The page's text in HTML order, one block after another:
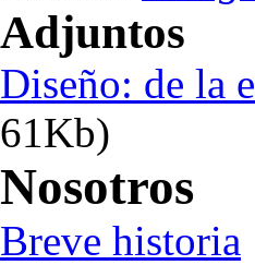
Adjuntos
Diseño: de la
61Kb)
Nosotros
Breve historia